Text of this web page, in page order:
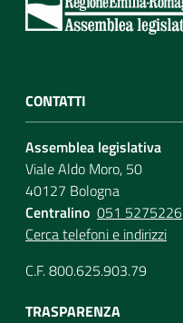
CONTATTI
Assemblea legislativa
Viale Aldo Moro, 50
40127 Bologna
Centralino 051 5275226
Cerca telefoni e indirizzi
C.F. 800.625.903.79
TRASPARENZA